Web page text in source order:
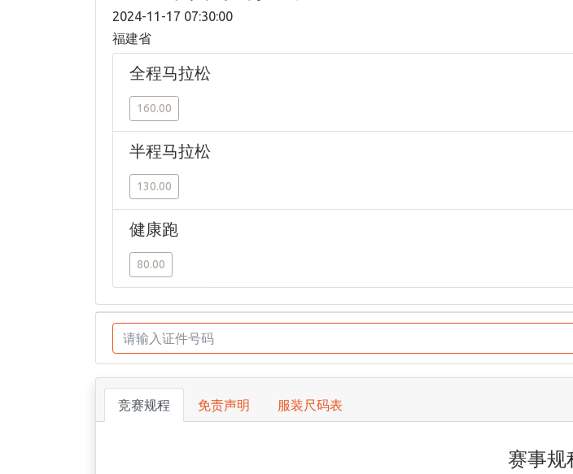
2024-11-17 07:30:00
福建省
全程马拉松
160.00
半程马拉松
130.00
健康跑
80.00
竞赛规程 免责声明 服装尺码表
赛事规